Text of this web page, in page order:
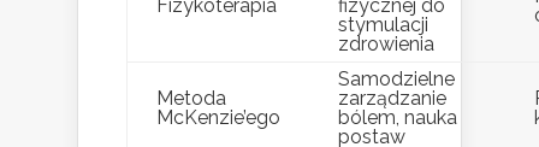
Fizykoterapia
fizycznej do
stymulacji
zdrowienia
Metoda
McKenzie’ego
Samodzielne
zarządzanie
bólem, nauka
postaw